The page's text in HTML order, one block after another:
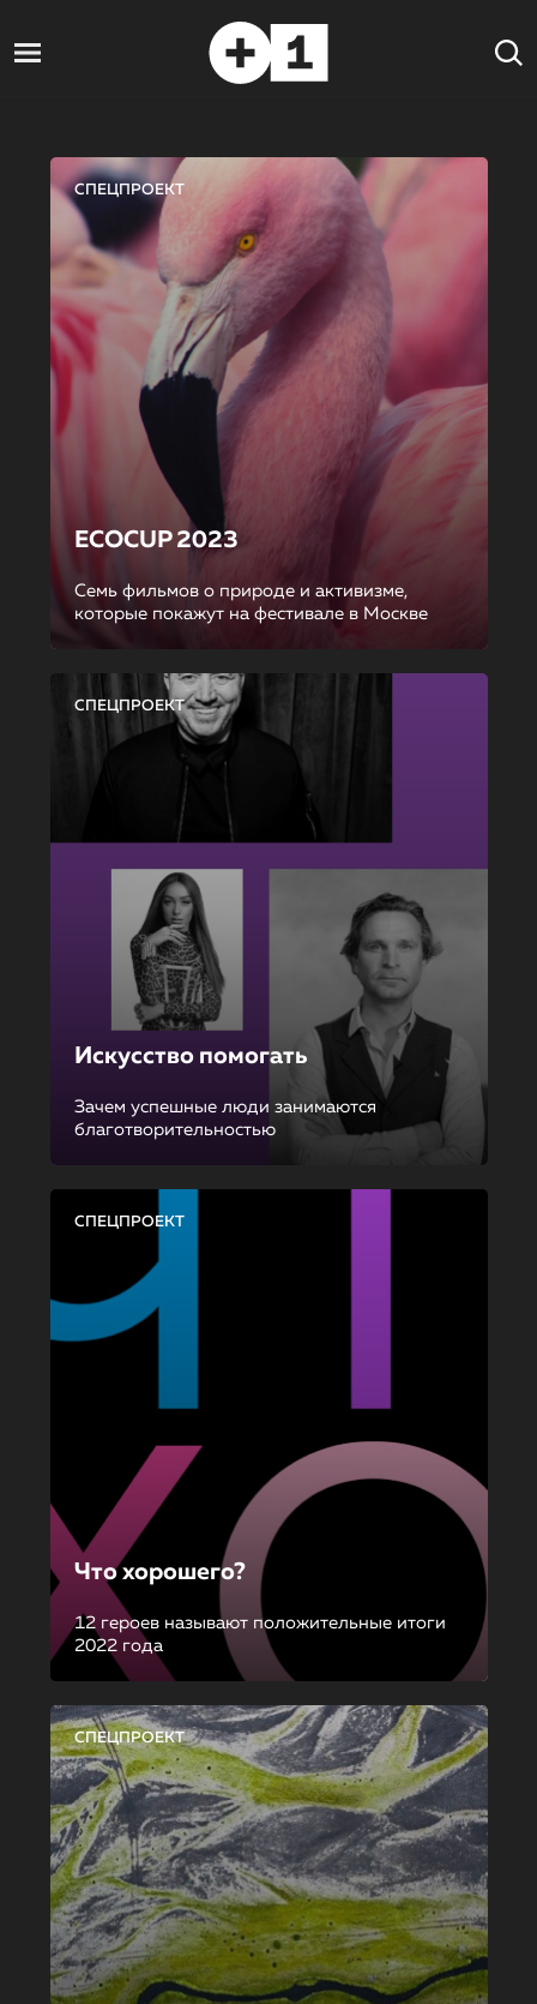
СПЕЦПРОЕКТ
ECOCUP 2023
Семь фильмов о природе и активизме,
которые покажут на фестивале в Москве
СПЕЦПРОЕКТ
Искусство помогать
Зачем успешные люди занимаются
благотворительностью
СПЕЦПРОЕКТ
Что хорошего?
12 героев называют положительные итоги
2022 года
СПЕЦПРОЕКТ